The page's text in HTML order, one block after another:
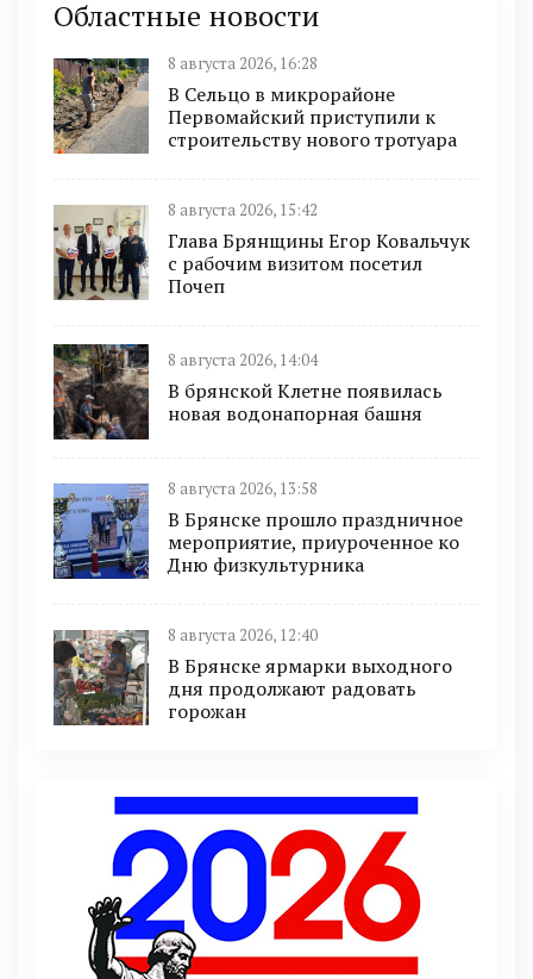
Областные новости
8 августа 2026, 16:28
В Сельцо в микрорайоне
Первомайский приступили к
строительству нового тротуара
8 августа 2026, 15:42
Глава Брянщины Егор Ковальчук
с рабочим визитом посетил
Почеп
8 августа 2026, 14:04
В брянской Клетне появилась
новая водонапорная башня
8 августа 2026, 13:58
В Брянске прошло праздничное
мероприятие, приуроченное ко
Дню физкультурника
8 августа 2026, 12:40
В Брянске ярмарки выходного
дня продолжают радовать
горожан